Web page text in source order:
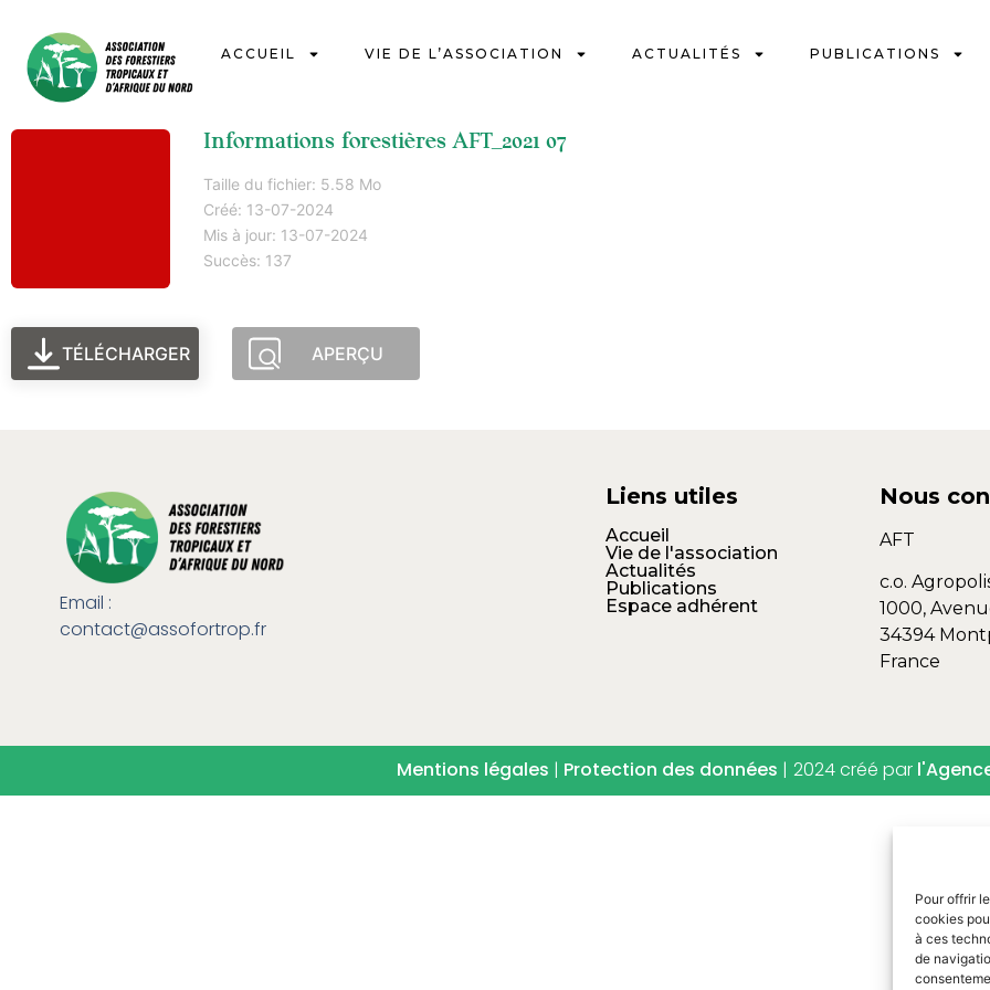
Pour offrir
cookies
à ces
de
ACCUEIL VIE DE L’ASSOCIATION ACTUALITÉS PUBLICATIONS
Informations forestières AFT_2021 07
Taille du fichier: 5.58 Mo
Créé: 13-07-2024
Mis à jour: 13-07-2024
Succès: 137
TÉLÉCHARGER APERÇU
Email :
contact@assofortrop.fr​
Liens utiles
Accueil
Vie de l'association
Actualités
Publications
Espace adhérent
Nous
AFT
c.o.
1000,
34394
France
Mentions légales | Protection des données | 2024 créé par